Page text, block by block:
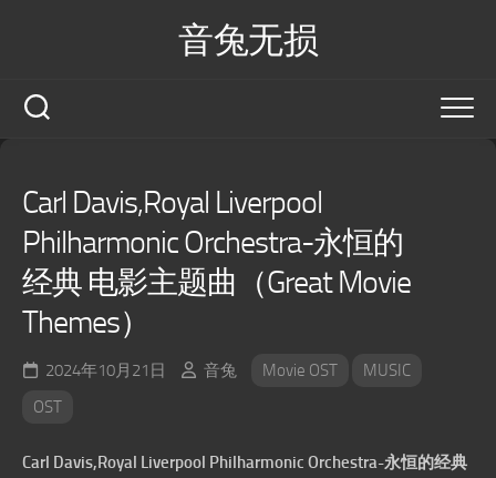
音兔无损
Carl Davis,Royal Liverpool
Philharmonic Orchestra-永恒的
经典 电影主题曲（Great Movie
Themes）
2024年10月21日 音兔 Movie OST
MUSIC
OST
Carl Davis,Royal Liverpool Philharmonic Orchestra-永恒的经典